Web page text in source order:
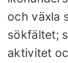
och växla
sökfältet;
aktivitet